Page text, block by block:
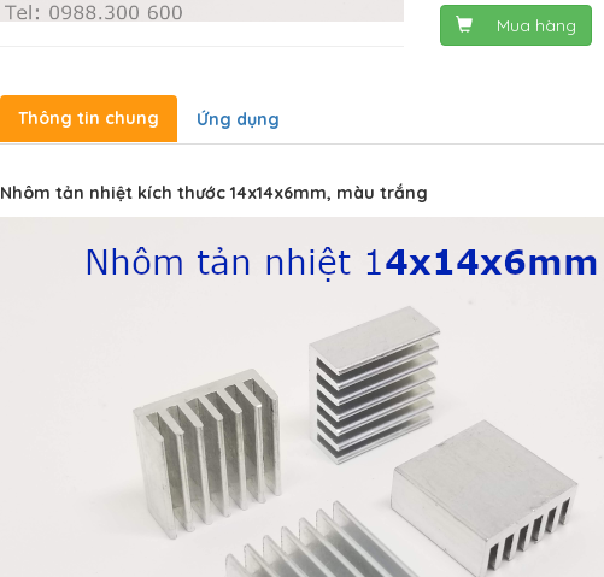
Mua hàng
Thông tin chung Ứng dụng
Nhôm tản nhiệt kích thước 14x14x6mm, màu trắng